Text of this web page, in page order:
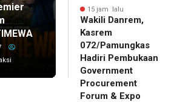
15 jam lalu
Wakili Danrem,
Kasrem
072/Pamungkas
Hadiri Pembukaan
Government
Procurement
Forum & Expo